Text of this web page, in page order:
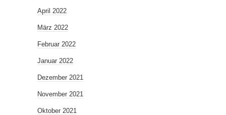
April 2022
März 2022
Februar 2022
Januar 2022
Dezember 2021
November 2021
Oktober 2021